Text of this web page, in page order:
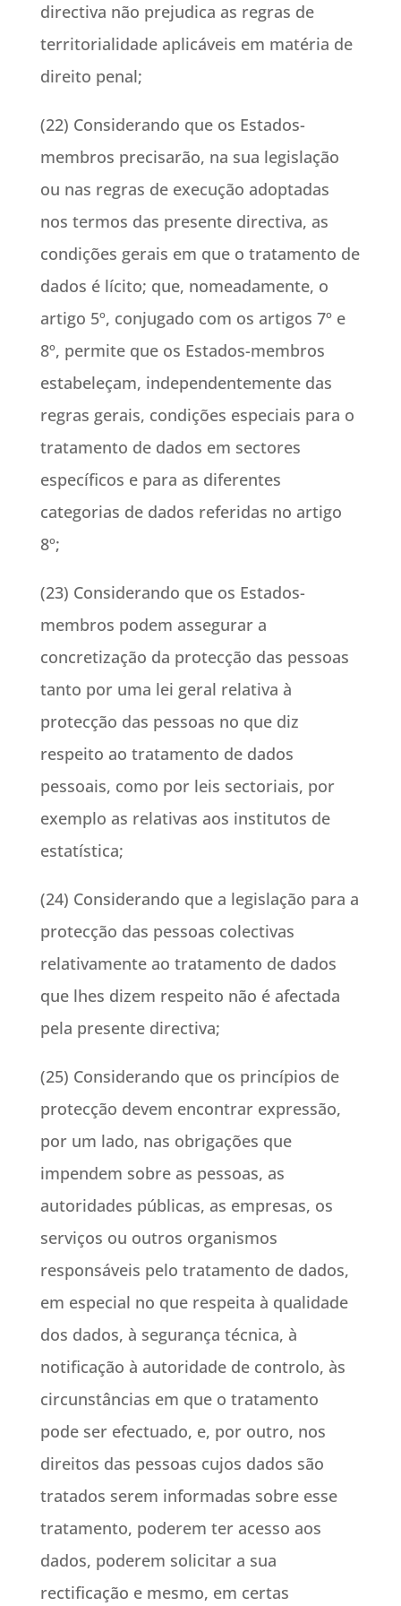
directiva não prejudica as regras de
territorialidade aplicáveis em matéria de
direito penal;
(22) Considerando que os Estados-
membros precisarão, na sua legislação
ou nas regras de execução adoptadas
nos termos das presente directiva, as
condições gerais em que o tratamento de
dados é lícito; que, nomeadamente, o
artigo 5º, conjugado com os artigos 7º e
8º, permite que os Estados-membros
estabeleçam, independentemente das
regras gerais, condições especiais para o
tratamento de dados em sectores
específicos e para as diferentes
categorias de dados referidas no artigo
8º;
(23) Considerando que os Estados-
membros podem assegurar a
concretização da protecção das pessoas
tanto por uma lei geral relativa à
protecção das pessoas no que diz
respeito ao tratamento de dados
pessoais, como por leis sectoriais, por
exemplo as relativas aos institutos de
estatística;
(24) Considerando que a legislação para a
protecção das pessoas colectivas
relativamente ao tratamento de dados
que lhes dizem respeito não é afectada
pela presente directiva;
(25) Considerando que os princípios de
protecção devem encontrar expressão,
por um lado, nas obrigações que
impendem sobre as pessoas, as
autoridades públicas, as empresas, os
serviços ou outros organismos
responsáveis pelo tratamento de dados,
em especial no que respeita à qualidade
dos dados, à segurança técnica, à
notificação à autoridade de controlo, às
circunstâncias em que o tratamento
pode ser efectuado, e, por outro, nos
direitos das pessoas cujos dados são
tratados serem informadas sobre esse
tratamento, poderem ter acesso aos
dados, poderem solicitar a sua
rectificação e mesmo, em certas